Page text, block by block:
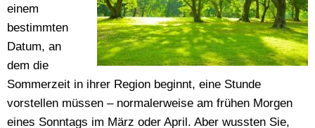
einem
bestimmten
Datum, an
dem die
Sommerzeit in ihrer Region beginnt, eine Stunde
vorstellen müssen – normalerweise am frühen Morgen
eines Sonntags im März oder April. Aber wussten Sie,